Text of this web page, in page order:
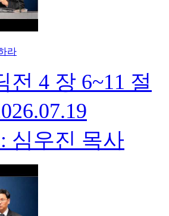
라
전 4 장 6~11 절
심우진 목사